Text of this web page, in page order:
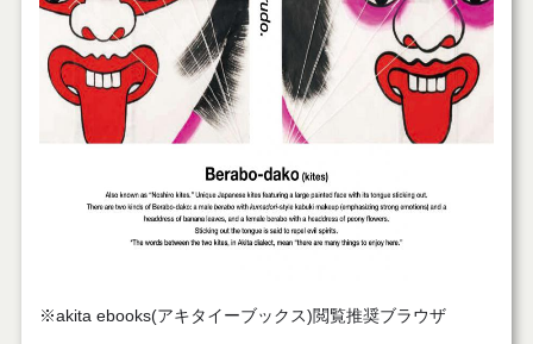
※akita ebooks(アキタイーブックス)閲覧推奨ブラウザ